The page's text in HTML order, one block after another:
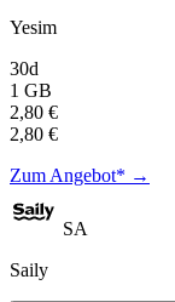
Yesim
30d
1 GB
2,80 €
2,80 €
Zum Angebot* →
SA
Saily